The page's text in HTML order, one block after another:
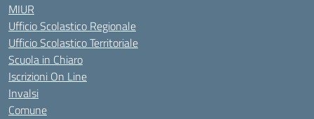
MIUR
Ufficio Scolastico Regionale
Ufficio Scolastico Territoriale
Scuola in Chiaro
Iscrizioni On Line
Invalsi
Comune